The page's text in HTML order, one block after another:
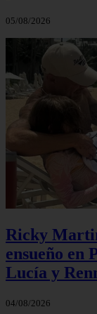
05/08/2026
Ricky
ensueño en
Lucía y
04/08/2026